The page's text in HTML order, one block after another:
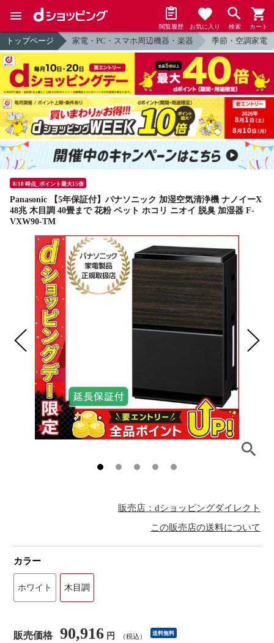
閲覧履歴 お気に入り 検索 カート
トップページ 家電・PC・スマホ周辺機器・楽器 季節・空調家電
8/10 時点_ポイント最大15倍
Panasonic 【5年保証付】パナソニック 加湿空気清浄機 ナノイーX
48兆 木目調 40畳まで 花粉 ペット ホコリ ニオイ 脱臭 加湿器 F-
VXW90-TM
販売店：dショッピングダイレクト
この販売店の送料について
カラー
ホワイト 木目調
販売価格 90,916 円 （税込） 送料無料